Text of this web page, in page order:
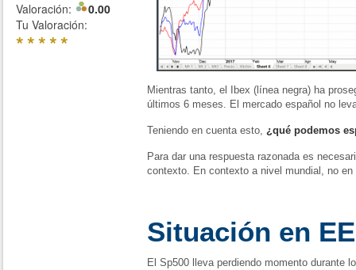
Valoración:
0.00
Tu Valoración:
*****
Mientras tanto, el Ibex (línea negra) ha
últimos 6 meses. El mercado español no
Teniendo en cuenta esto, ¿qué podemos
Para dar una respuesta razonada es
contexto. En contexto a nivel mundial, no
Situación en
El Sp500 lleva perdiendo momento durante